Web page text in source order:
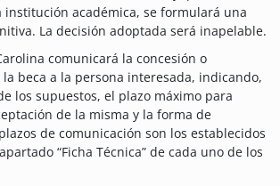
institución académica, se formulará una
La decisión adoptada será inapelable.
comunicará la concesión o
beca a la persona interesada, indicando,
los supuestos, el plazo máximo para
de la misma y la forma de
de comunicación son los establecidos
“Ficha Técnica” de cada uno de los